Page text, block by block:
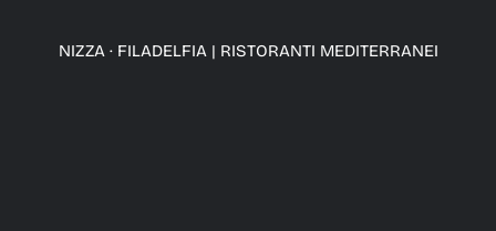
NIZZA · FILADELFIA| RISTORANTI MEDITERRANEI